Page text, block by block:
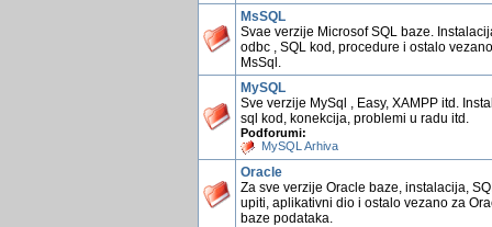
MsSQL
Svae verzije Microsof SQL baze.
odbc , SQL kod, procedure i ostalo
MsSql.
MySQL
Sve verzije MySql , Easy, XAMPP itd.
sql kod, konekcija, problemi u radu itd.
Podforumi:
MySQL Arhiva
Oracle
Za sve verzije Oracle baze, instalacija,
upiti, aplikativni dio i ostalo vezano za
baze podataka.